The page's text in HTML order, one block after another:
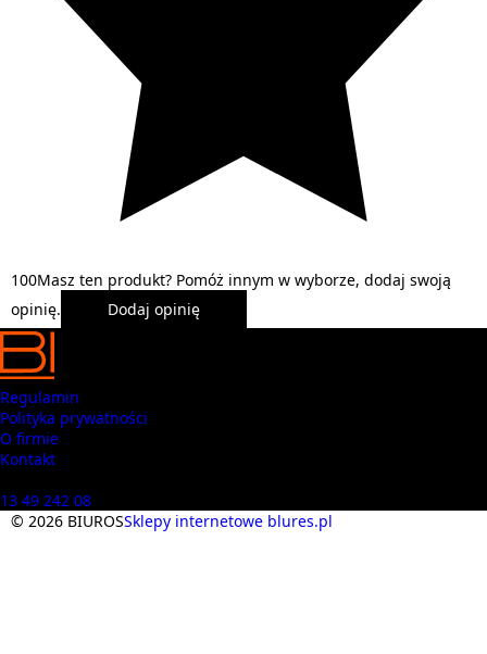
100Masz ten produkt? Pomóż innym w wyborze, dodaj swoją
opinię.
Dodaj opinię
Regulamin
Polityka prywatności
O firmie
Kontakt
13 49 242 08
© 2026 BIUROSSklepy internetowe blures.pl